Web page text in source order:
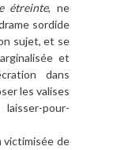
étreinte, ne
sordide
sujet, et se
et
dans
les valises
pour-
victimisée de